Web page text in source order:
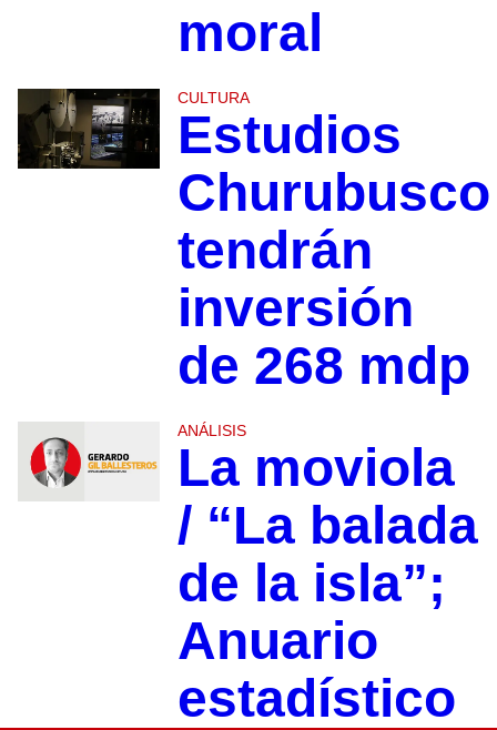
moral
CULTURA
Estudios
Churubusco
tendrán
inversión
de 268 mdp
ANÁLISIS
La moviola
/ “La balada
de la isla”;
Anuario
estadístico